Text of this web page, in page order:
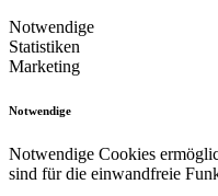
Notwendige
Statistiken
Marketing
Notwendige
Notwendige Cookies
sind für die einwandfreie